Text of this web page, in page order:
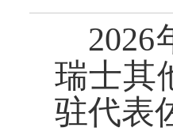
瑞士其
驻代表